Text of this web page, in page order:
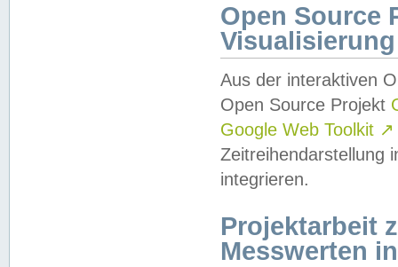
Open Source
Visualisierung
Aus der interaktiven
Open Source Projekt
Google Web Toolkit ↗
Zeitreihendarstellung
integrieren.
Projektarbeit
Messwerten